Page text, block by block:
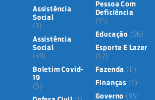
Assistência
Social
(3)
Assistência
Social
(49)
Boletim Covid-
19
(5)
Pessoa Com
Deficiência
(35)
Educação (96)
Esporte E Lazer
(52)
Fazenda (11)
Finanças (6)
Governo (95)